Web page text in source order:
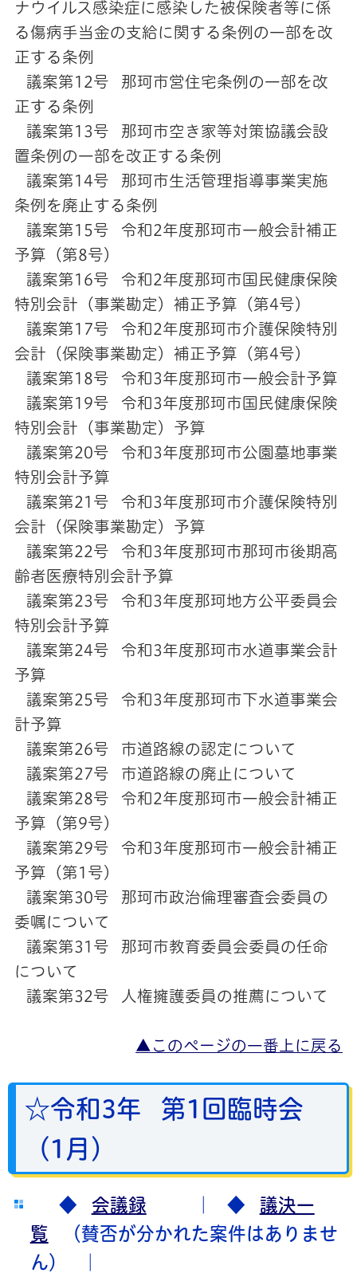
ナウイルス感染症に感染した被保険者等に係
る傷病手当金の支給に関する条例の一部を改
正する条例
議案第12号 那珂市営住宅条例の一部を改
正する条例
議案第13号 那珂市空き家等対策協議会設
置条例の一部を改正する条例
議案第14号 那珂市生活管理指導事業実施
条例を廃止する条例
議案第15号 令和2年度那珂市一般会計補正
予算（第8号）
議案第16号 令和2年度那珂市国民健康保険
特別会計（事業勘定）補正予算（第4号）
議案第17号 令和2年度那珂市介護保険特別
会計（保険事業勘定）補正予算（第4号）
議案第18号 令和3年度那珂市一般会計予算
議案第19号 令和3年度那珂市国民健康保険
特別会計（事業勘定）予算
議案第20号 令和3年度那珂市公園墓地事業
特別会計予算
議案第21号 令和3年度那珂市介護保険特別
会計（保険事業勘定）予算
議案第22号 令和3年度那珂市那珂市後期高
齢者医療特別会計予算
議案第23号 令和3年度那珂地方公平委員会
特別会計予算
議案第24号 令和3年度那珂市水道事業会計
予算
議案第25号 令和3年度那珂市下水道事業会
計予算
議案第26号 市道路線の認定について
議案第27号 市道路線の廃止について
議案第28号 令和2年度那珂市一般会計補正
予算（第9号）
議案第29号 令和3年度那珂市一般会計補正
予算（第1号）
議案第30号 那珂市政治倫理審査会委員の
委嘱について
議案第31号 那珂市教育委員会委員の任命
について
議案第32号 人権擁護委員の推薦について
▲このページの一番上に戻る
☆令和3年 第1回臨時会
（1月）
◆ 会議録 ｜ ◆ 議決一
覧 （賛否が分かれた案件はありませ
ん）